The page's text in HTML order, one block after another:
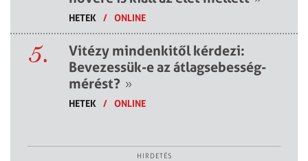
HETEK / ONLINE
5.
Vitézy mindenkitől kérdezi:
Bevezessük-e az átlagsebesség-
mérést? »
HETEK / ONLINE
HIRDETÉS